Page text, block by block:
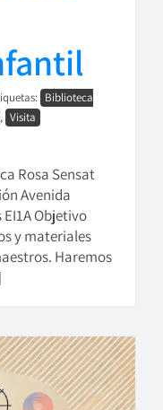
Biblioteca
, Visita
Rosa Sensat
Avenida
Objetivo
y materiales
Haremos